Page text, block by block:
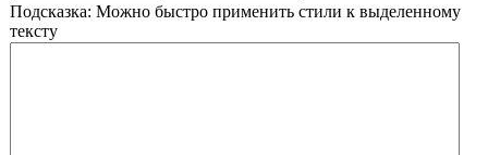
Подсказка: Можно быстро применить стили к выделенному
тексту